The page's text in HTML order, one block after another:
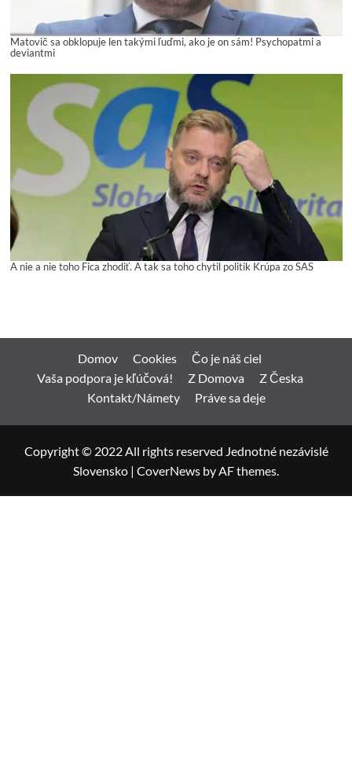
Matovič sa obklopuje len takými ľuďmi, ako je on sám! Psychopatmi a
deviantmi
A nie a nie toho Fica zhodiť. A tak sa toho chytil politik Krúpa zo SAS
Domov Cookies
Čo je náš ciel
Vaša podpora je kľúčová!
Z Domova
Z Česka
Kontakt/Námety
Práve sa deje
Copyright © 2022 All rights reserved Jednotné nezávislé
Slovensko | CoverNews by AF themes.